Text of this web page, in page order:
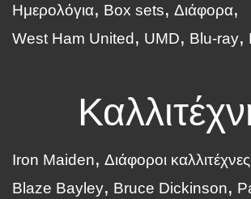
Ημερολόγια
Box sets
Διάφορα
West Ham United
UMD Blu-ray
Iron Maiden
Διάφοροι καλλιτέχνες
Blaze Bayley
Bruce Dickinson